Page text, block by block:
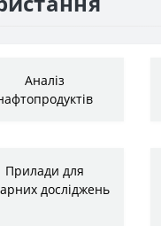
Аналіз
Прилади для
досліджень